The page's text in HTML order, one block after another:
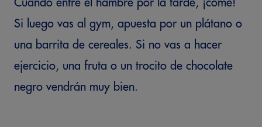
Cuando entre el hambre por la tarde, ¡come!
Si luego vas al gym, apuesta por un plátano o
una barrita de cereales. Si no vas a hacer
ejercicio, una fruta o un trocito de chocolate
negro vendrán muy bien.